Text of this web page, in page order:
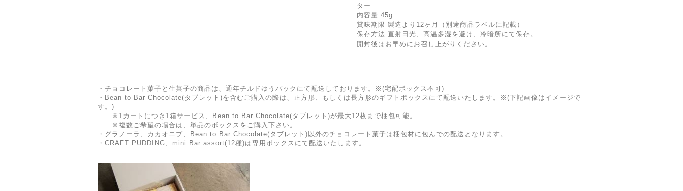
ター
内容量 45g
賞味期限 製造より12ヶ月（別途商品ラベルに記載）
保存方法 直射日光、高温多湿を避け、冷暗所にて保存。
開封後はお早めにお召し上がりください。
・チョコレート菓子と生菓子の商品は、通年チルドゆうパックにて配送しております。※(宅配ボックス不可)
・Bean to Bar Chocolate(タブレット)を含むご購入の際は、正方形、もしくは長方形のギフトボックスにて配送いたします。※(下記画像はイメージで
す。)
※1カートにつき1箱サービス、Bean to Bar Chocolate(タブレット)が最大12枚まで梱包可能。
※複数ご希望の場合は、単品のボックスをご購入下さい。
・グラノーラ、カカオニブ、Bean to Bar Chocolate(タブレット)以外のチョコレート菓子は梱包材に包んでの配送となります。
・CRAFT PUDDING、mini Bar assort(12種)は専用ボックスにて配送いたします。